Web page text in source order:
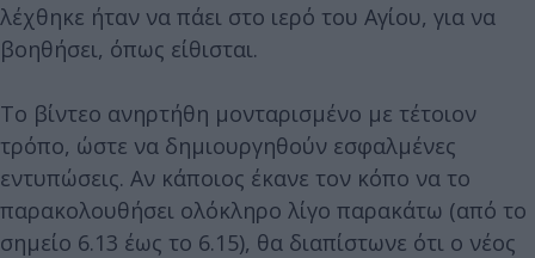
λέχθηκε ήταν να πάει στο ιερό του Αγίου, για να
βοηθήσει, όπως είθισται.
Το βίντεο ανηρτήθη μονταρισμένο με τέτοιον
τρόπο, ώστε να δημιουργηθούν εσφαλμένες
εντυπώσεις. Αν κάποιος έκανε τον κόπο να το
παρακολουθήσει ολόκληρο λίγο παρακάτω (από το
σημείο 6.13 έως το 6.15), θα διαπίστωνε ότι ο νέος